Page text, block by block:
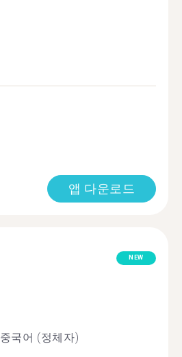
앱 다운로드
NEW
중국어 (정체자)